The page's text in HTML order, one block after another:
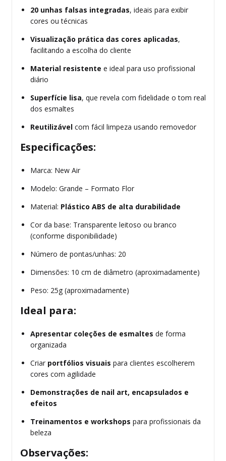
20 unhas falsas integradas, ideais para exibir
cores ou técnicas
Visualização prática das cores aplicadas,
facilitando a escolha do cliente
Material resistente e ideal para uso profissional
diário
Superfície lisa, que revela com fidelidade o tom real
dos esmaltes
Reutilizável com fácil limpeza usando removedor
Especificações:
Marca: New Air
Modelo: Grande – Formato Flor
Material: Plástico ABS de alta durabilidade
Cor da base: Transparente leitoso ou branco
(conforme disponibilidade)
Número de pontas/unhas: 20
Dimensões: 10 cm de diâmetro (aproximadamente)
Peso: 25g (aproximadamente)
Ideal para:
Apresentar coleções de esmaltes de forma
organizada
Criar portfólios visuais para clientes escolherem
cores com agilidade
Demonstrações de nail art, encapsulados e
efeitos
Treinamentos e workshops para profissionais da
beleza
Observações: